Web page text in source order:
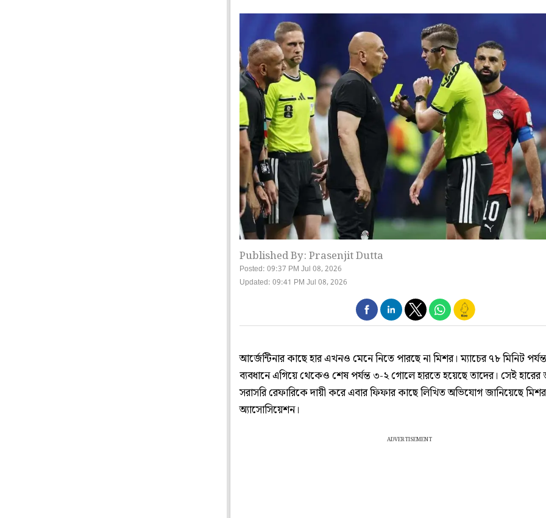
Published By: Prasenjit Dutta
Posted: 09:37 PM Jul 08, 2026
Updated: 09:41 PM Jul 08, 2026
আর্জেন্টিনার কাছে হার এখনও মেনে নিতে পারছে না মিশর। ম্যাচের ৭৮ মিনিট
ব্যবধানে এগিয়ে থেকেও শেষ পর্যন্ত ৩-২ গোলে হারতে হয়েছে তাদের। সেই হারের
সরাসরি রেফারিকে দায়ী করে এবার ফিফার কাছে লিখিত অভিযোগ জানিয়েছে
অ্যাসোসিয়েশন।
ADVERTISEMENT